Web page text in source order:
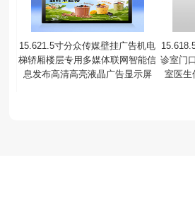
15.621.5寸分众传媒壁挂广告机电
梯轿厢楼层专用多媒体联网智能信
息发布高清高亮液晶广告显示屏
诊室门
室医生